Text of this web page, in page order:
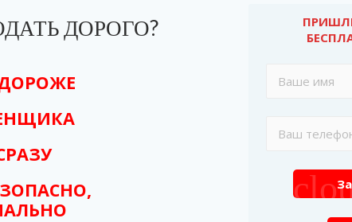
ДОРОГО?